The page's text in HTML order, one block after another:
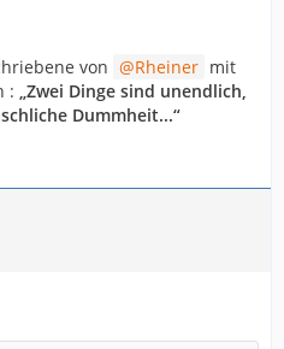
von Rheiner mit
: „Zwei Dinge sind unendlich,
Dummheit...“